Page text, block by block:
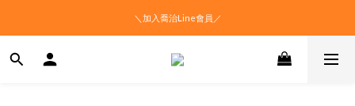
＼加入喬治Line會員／